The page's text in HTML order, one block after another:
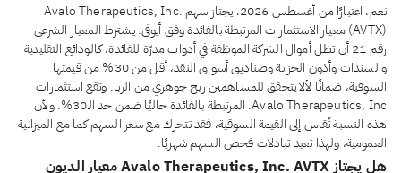
نعم، اعتبارًا من أغسطس 2026، يجتاز سهم Avalo Therapeutics, Inc.
(AVTX) معيار الاستثمارات المرتبطة بالفائدة وفق أيوفي. يشترط المعيار الشرعي
رقم 21 أن تظل أموال الشركة الموظفة في أدوات مدرّة للفائدة، كالودائع التقليدية
والسندات وأذون الخزانة وصناديق أسواق النقد، أقل من 30% من قيمتها
السوقية، ضمانًا لألا يتحقق للمساهمين ربح جوهري من الربا. وتقع استثمارات
Avalo Therapeutics, Inc. المرتبطة بالفائدة حاليًا ضمن حد الـ30%. ولأن
هذه النسبة تُقاس إلى القيمة السوقية، فقد تتحرك مع سعر السهم كما مع الميزانية
العمومية، ولهذا تعيد تبادلات فحص السهم شهريًا.
هل يجتاز Avalo Therapeutics, Inc. AVTX معيار الديون